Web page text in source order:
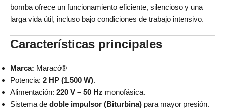
bomba ofrece un funcionamiento eficiente, silencioso y una
larga vida útil, incluso bajo condiciones de trabajo intensivo.
Características principales
Marca: Maracó®
Potencia: 2 HP (1.500 W).
Alimentación: 220 V – 50 Hz monofásica.
Sistema de doble impulsor (Biturbina) para mayor presión.